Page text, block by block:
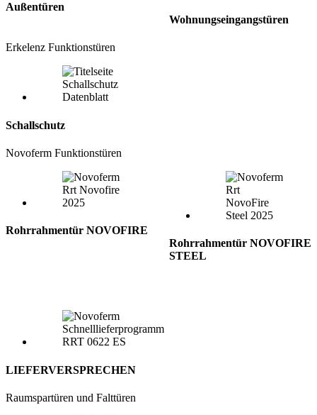
Außentüren
Wohnungseingangstüren
Erkelenz Funktionstüren
Schallschutz
Novoferm Funktionstüren
Rohrrahmentür NOVOFIRE
Rohrrahmentür NOVOFIRE
STEEL
LIEFERVERSPRECHEN
Raumspartüren und Falttüren